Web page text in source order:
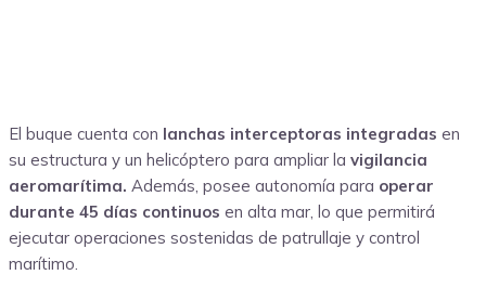
El buque cuenta con lanchas interceptoras integradas en
su estructura y un helicóptero para ampliar la vigilancia
aeromarítima. Además, posee autonomía para operar
durante 45 días continuos en alta mar, lo que permitirá
ejecutar operaciones sostenidas de patrullaje y control
marítimo.